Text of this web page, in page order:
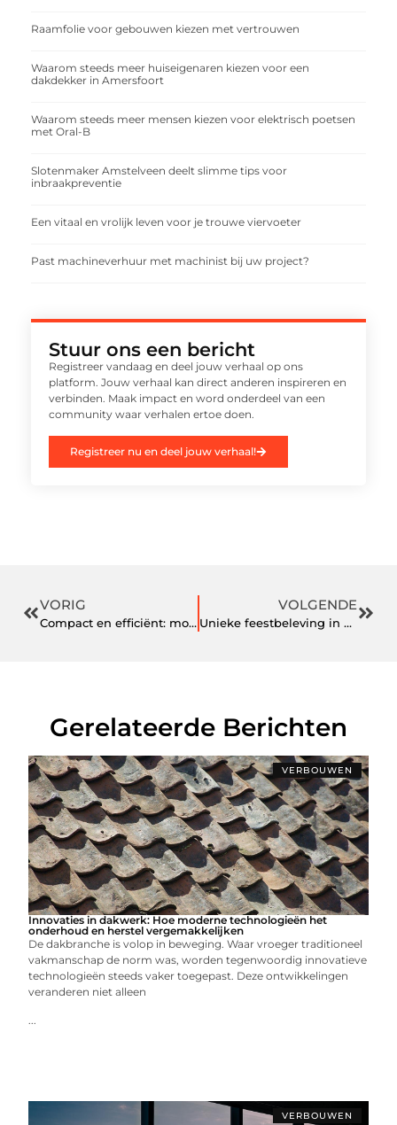
Raamfolie voor gebouwen kiezen met vertrouwen
Waarom steeds meer huiseigenaren kiezen voor een
dakdekker in Amersfoort
Waarom steeds meer mensen kiezen voor elektrisch poetsen
met Oral-B
Slotenmaker Amstelveen deelt slimme tips voor
inbraakpreventie
Een vitaal en vrolijk leven voor je trouwe viervoeter
Past machineverhuur met machinist bij uw project?
Stuur ons een bericht
Registreer vandaag en deel jouw verhaal op ons
platform. Jouw verhaal kan direct anderen inspireren en
verbinden. Maak impact en word onderdeel van een
community waar verhalen ertoe doen.
Registreer nu en deel jouw verhaal!
VORIG
Compact en efficiënt: modulair bouwen op kleine bouwpercelen
VOLGENDE
Unieke feestbeleving in een partycentrum in Zuid-Holland met entertainment op maat
Gerelateerde Berichten
VERBOUWEN
Innovaties in dakwerk: Hoe moderne technologieën het
onderhoud en herstel vergemakkelijken
De dakbranche is volop in beweging. Waar vroeger traditioneel
vakmanschap de norm was, worden tegenwoordig innovatieve
technologieën steeds vaker toegepast. Deze ontwikkelingen
veranderen niet alleen
...
VERBOUWEN